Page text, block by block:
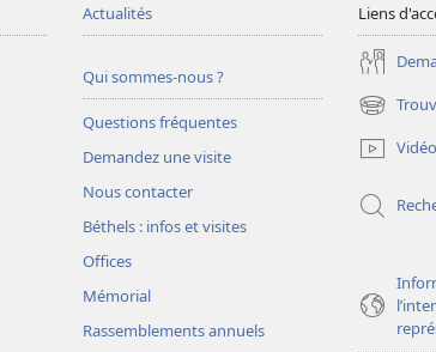
Actualités
Qui sommes-nous ?
Questions fréquentes
Demandez une visite
Nous contacter
Béthels : infos et visites
Offices
Mémorial
Rassemblements annuels
Liens
(ouvre
une
nouvelle